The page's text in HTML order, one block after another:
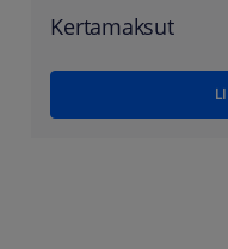
Kertamaksut